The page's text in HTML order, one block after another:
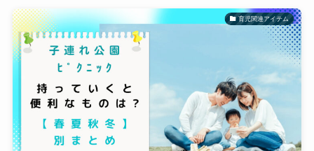
育児関連アイテム